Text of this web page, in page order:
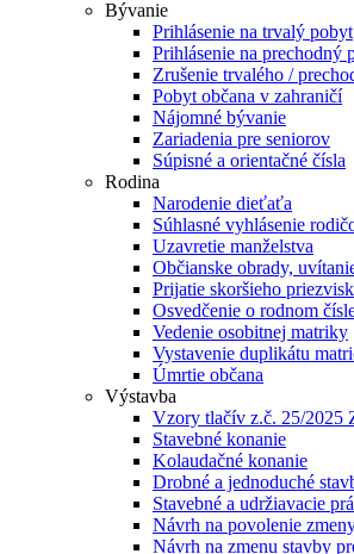
Bývanie
Prihlásenie na trvalý pobyt
Prihlásenie na prechodný
Zrušenie trvalého /
Pobyt občana v zahraničí
Nájomné bývanie
Zariadenia pre seniorov
Súpisné a orientačné čísla
Rodina
Narodenie dieťaťa
Súhlasné vyhlásenie
Uzavretie manželstva
Občianske obrady,
Prijatie skoršieho
Osvedčenie o rodnom
Vedenie osobitnej matriky
Vystavenie duplikátu
Úmrtie občana
Výstavba
Vzory tlačív z.č. 25/2025
Stavebné konanie
Kolaudačné konanie
Drobné a jednoduché
Stavebné a udržiavacie
Návrh na povolenie
Návrh na zmenu stavby